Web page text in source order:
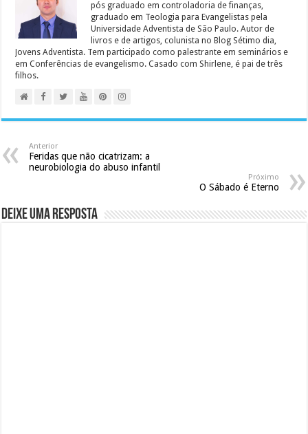
pós graduado em controladoria de finanças,
graduado em Teologia para Evangelistas pela
Universidade Adventista de São Paulo. Autor de
livros e de artigos, colunista no Blog Sétimo dia,
Jovens Adventista. Tem participado como palestrante em seminários e
em Conferências de evangelismo. Casado com Shirlene, é pai de três
filhos.
Anterior
Feridas que não cicatrizam: a
neurobiologia do abuso infantil
Próximo
O Sábado é Eterno
Deixe uma resposta